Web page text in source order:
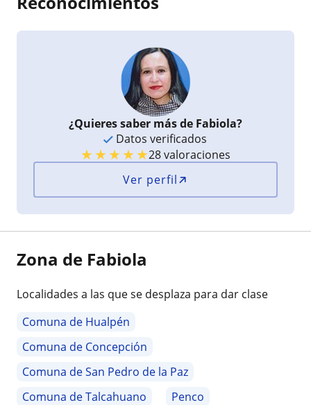
¿Quieres saber más de Fabiola?
Datos verificados
★★★★★28 valoraciones
Ver perfil
Zona de Fabiola
Localidades a las que se desplaza para dar clase
Comuna de Hualpén
Comuna de Concepción
Comuna de San Pedro de la Paz
Comuna de Talcahuano
Penco